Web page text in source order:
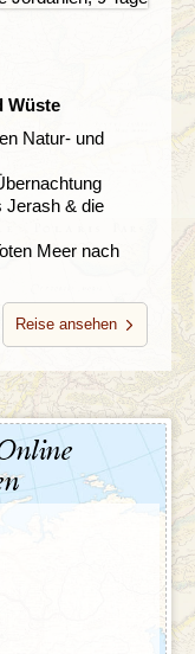
Wüste
Natur- und
Jerash & die
Meer nach
Reise ansehen